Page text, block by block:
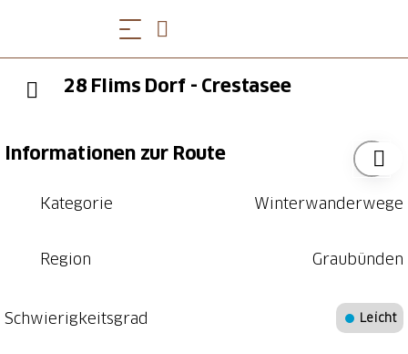
28 Flims Dorf - Crestasee
Informationen zur Route
Kategorie Winterwanderwege
Region Graubünden
Schwierigkeitsgrad Leicht